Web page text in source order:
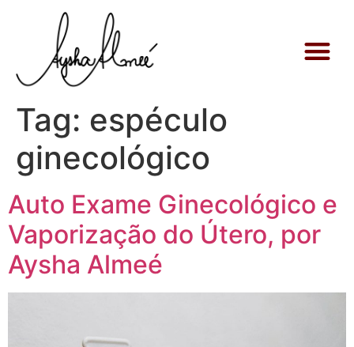
Tag: espéculo
ginecológico
Auto Exame Ginecológico e
Vaporização do Útero, por
Aysha Almeé